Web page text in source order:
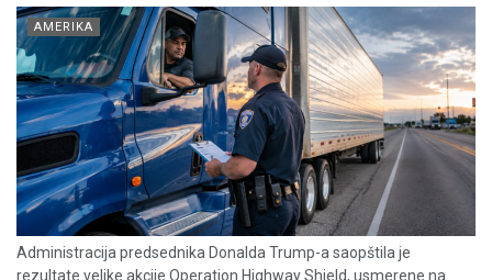
AMERIKA
Administracija predsednika Donalda Trump-a saopštila je
rezultate velike akcije Operation Highway Shield, usmerene na